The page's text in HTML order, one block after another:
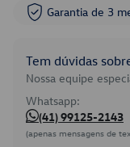
Garantia de 3
Tem dúvidas
Nossa equipe
Whatsapp:
(41) 99125-2143
(apenas mensagens de